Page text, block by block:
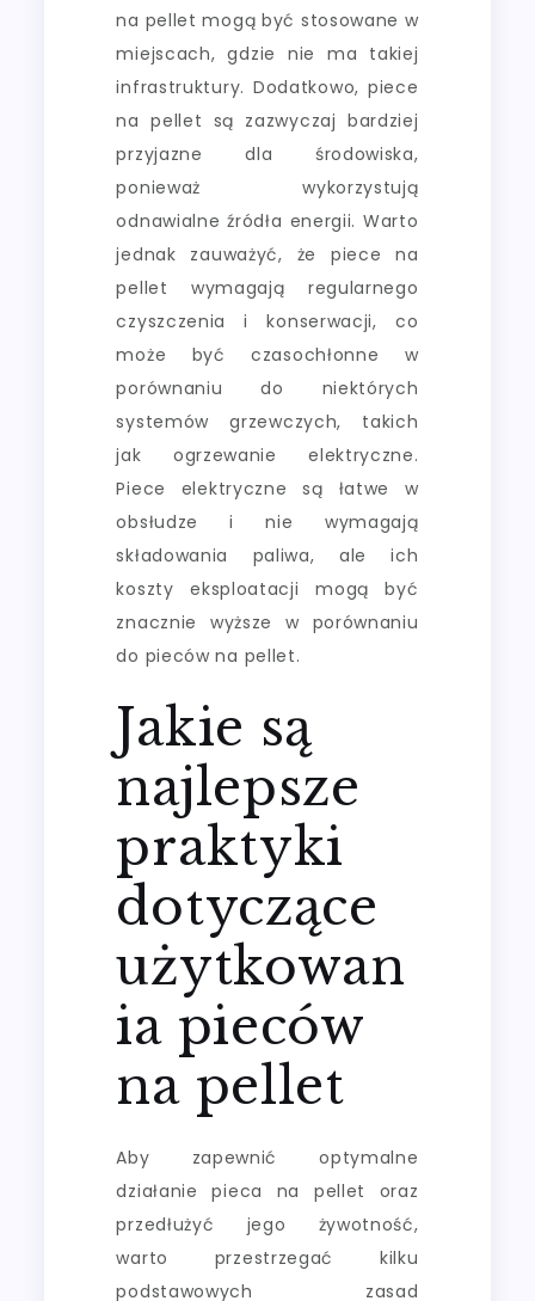
na pellet mogą być stosowane w
miejscach, gdzie nie ma takiej
infrastruktury. Dodatkowo, piece
na pellet są zazwyczaj bardziej
przyjazne dla środowiska,
ponieważ wykorzystują
odnawialne źródła energii. Warto
jednak zauważyć, że piece na
pellet wymagają regularnego
czyszczenia i konserwacji, co
może być czasochłonne w
porównaniu do niektórych
systemów grzewczych, takich
jak ogrzewanie elektryczne.
Piece elektryczne są łatwe w
obsłudze i nie wymagają
składowania paliwa, ale ich
koszty eksploatacji mogą być
znacznie wyższe w porównaniu
do pieców na pellet.
Jakie są
najlepsze
praktyki
dotyczące
użytkowan
ia pieców
na pellet
Aby zapewnić optymalne
działanie pieca na pellet oraz
przedłużyć jego żywotność,
warto przestrzegać kilku
podstawowych zasad